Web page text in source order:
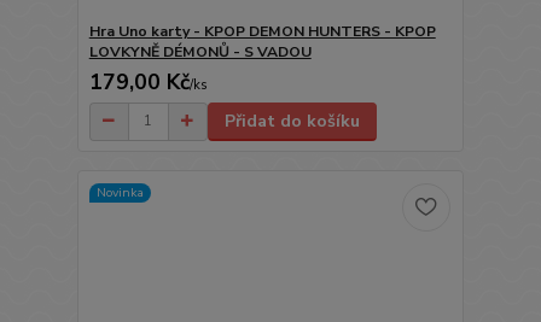
Hra Uno karty - KPOP DEMON HUNTERS - KPOP
LOVKYNĚ DÉMONŮ - S VADOU
179,00 Kč/ks
Přidat do košíku
Novinka